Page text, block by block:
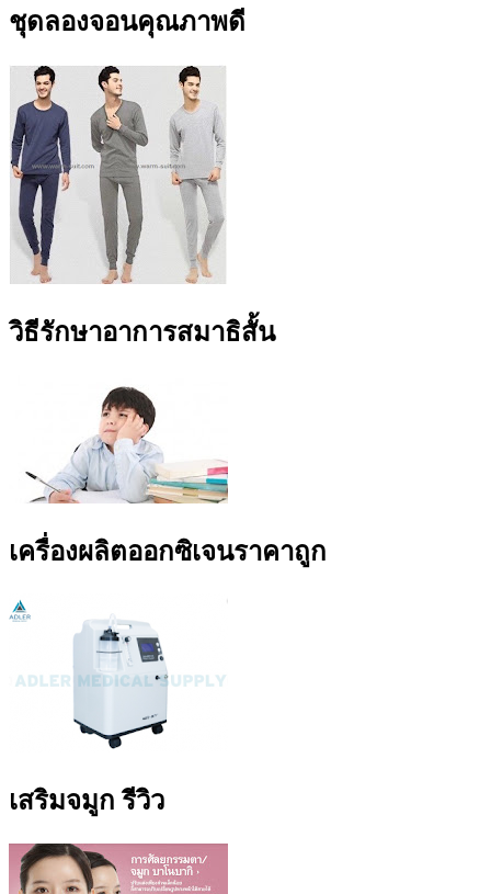
ชุดลองจอนคุณภาพดี
วิธีรักษาอาการสมาธิสั้น
เครื่องผลิตออกซิเจนราคาถูก
เสริมจมูก รีวิว